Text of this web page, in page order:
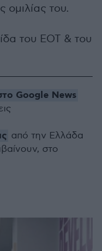
ομιλίας του.
του ΕΟΤ & του
Google News
από την Ελλάδα
στο